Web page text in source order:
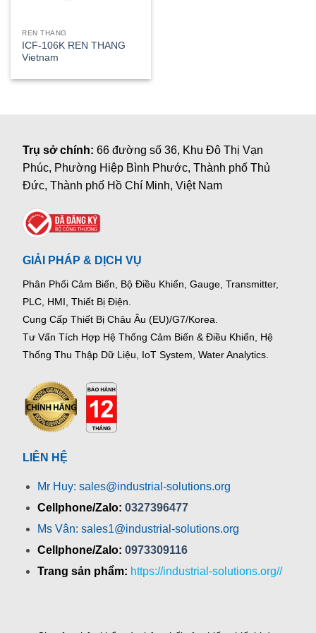
REN THANG
ICF-106K REN THANG
Vietnam
Trụ sở chính:66 đường số 36, Khu Đô Thị Vạn
Phúc, Phường Hiệp Bình Phước, Thành phố Thủ
Đức, Thành phố Hồ Chí Minh, Việt Nam
GIẢI PHÁP & DỊCH VỤ
Phân Phối Cảm Biến, Bộ Điều Khiển, Gauge, Transmitter,
PLC, HMI, Thiết Bị Điện.
Cung Cấp Thiết Bị Châu Âu (EU)/G7/Korea.
Tư Vấn Tích Hợp Hệ Thống Cảm Biến & Điều Khiển, Hệ
Thống Thu Thập Dữ Liệu, IoT System, Water Analytics.
LIÊN HỆ
Mr Huy: sales@industrial-solutions.org
Cellphone/Zalo: 0327396477
Ms Vân: sales1@industrial-solutions.org
Cellphone/Zalo: 0973309116
Trang sản phẩm: https://industrial-solutions.org//